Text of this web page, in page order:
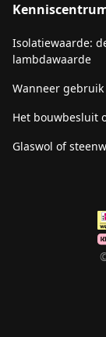
Isolatiewaarde:
lambdawaarde
Wanneer
Het bouwbesluit
Glaswol of